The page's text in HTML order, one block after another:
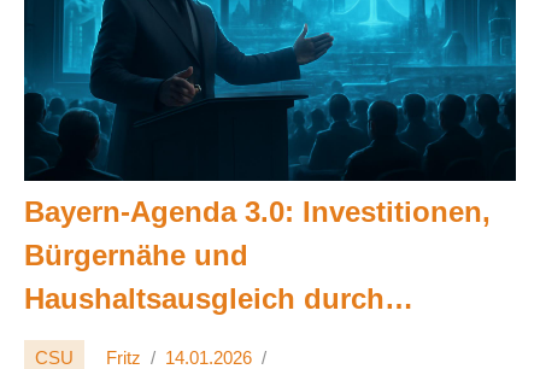
Bayern-Agenda 3.0: Investitionen,
Bürgernähe und
Haushaltsausgleich durch
Dezentralisierung 💶💡🗺️🏛️🌐
CSU Fritz 14.01.2026